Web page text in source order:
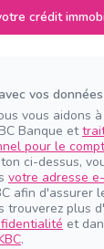
crédit
vos
vous aidons
Banque et
pour le
ci-dessus,
votre adresse
afin d'assurer
trouverez plus
et
.